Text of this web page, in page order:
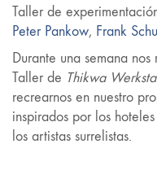
Taller de
Peter Pankow, Frank
Durante una semana
Taller de Thikwa
recrearnos en nuestro
inspirados por los
los artistas surrelistas.